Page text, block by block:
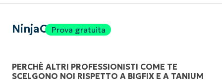
NinjaOneProva gratuita
PERCHÈ ALTRI PROFESSIONISTI COME TE
SCELGONO NOI RISPETTO A BIGFIX E A TANIUM